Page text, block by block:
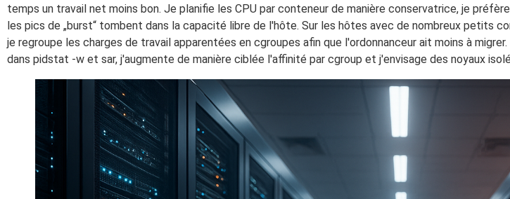
temps un travail net moins bon. Je planifie les CPU par conteneur de manière conservatrice, je
les pics de „burst“ tombent dans la capacité libre de l'hôte. Sur les hôtes avec de nombreux petits
je regroupe les charges de travail apparentées en cgroupes afin que l'ordonnanceur ait moins à
dans pidstat -w et sar, j'augmente de manière ciblée l'affinité par cgroup et j'envisage des noyaux